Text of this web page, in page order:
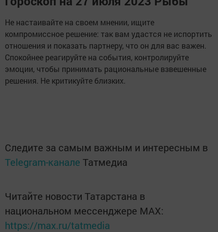
Не настаивайте на своем мнении, ищите
компромиссное решение: так вам удастся не испортить
отношения и показать партнеру, что он для вас важен.
Спокойнее реагируйте на события, контролируйте
эмоции, чтобы принимать рациональные взвешенные
решения. Не критикуйте близких.
Следите за самым важным и интересным в
Telegram-канале Татмедиа
Читайте новости Татарстана в
национальном мессенджере MАХ:
https://max.ru/tatmedia